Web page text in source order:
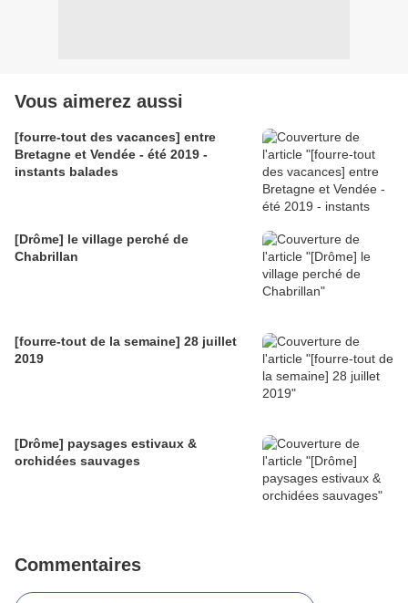
Vous aimerez aussi
[fourre-tout des vacances] entre
Bretagne et Vendée - été 2019 -
instants balades
[Drôme] le village perché de
Chabrillan
[fourre-tout de la semaine] 28 juillet
2019
[Drôme] paysages estivaux &
orchidées sauvages
Commentaires